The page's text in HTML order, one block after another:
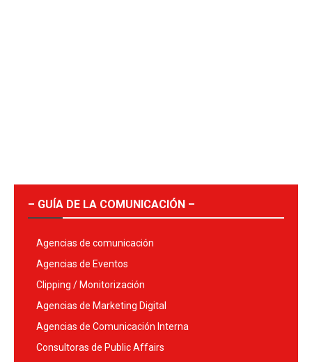
– GUÍA DE LA COMUNICACIÓN –
Agencias de comunicación
Agencias de Eventos
Clipping / Monitorización
Agencias de Marketing Digital
Agencias de Comunicación Interna
Consultoras de Public Affairs